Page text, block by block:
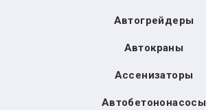
Автогрейдеры
Автокраны
Ассенизаторы
Автобетононасосы